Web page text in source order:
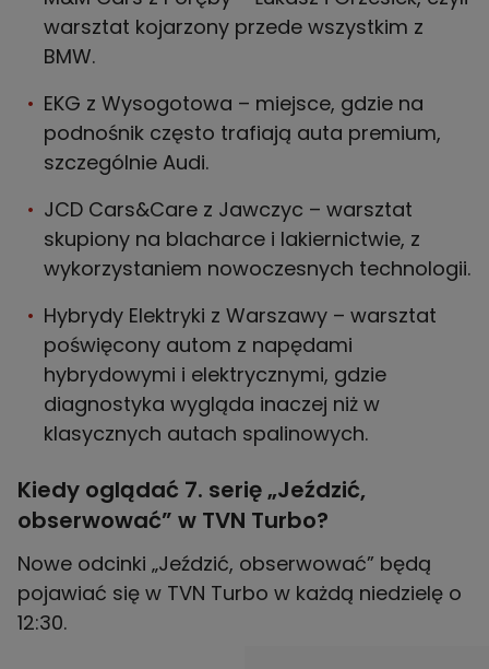
warsztat kojarzony przede wszystkim z
BMW.
EKG z Wysogotowa – miejsce, gdzie na
podnośnik często trafiają auta premium,
szczególnie Audi.
JCD Cars&Care z Jawczyc – warsztat
skupiony na blacharce i lakiernictwie, z
wykorzystaniem nowoczesnych technologii.
Hybrydy Elektryki z Warszawy – warsztat
poświęcony autom z napędami
hybrydowymi i elektrycznymi, gdzie
diagnostyka wygląda inaczej niż w
klasycznych autach spalinowych.
Kiedy oglądać 7. serię „Jeździć,
obserwować” w TVN Turbo?
Nowe odcinki „Jeździć, obserwować” będą
pojawiać się w TVN Turbo w każdą niedzielę o
12:30.